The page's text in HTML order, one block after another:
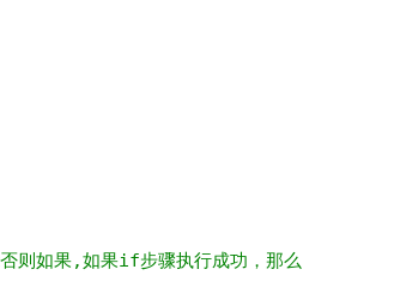
则如果,如果if步骤执行成功，那么elif步骤